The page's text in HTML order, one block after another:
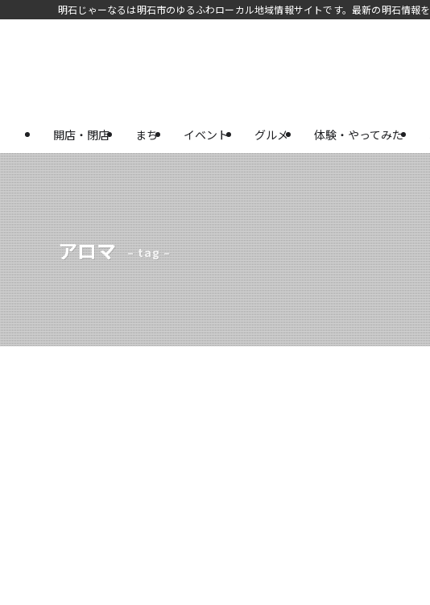
明石じゃーなるは明石市のゆるふわローカル地域情報サイトです。最新の明石情報
開店・閉店 まち イベント グルメ 体験・やってみた
アロマ – tag –